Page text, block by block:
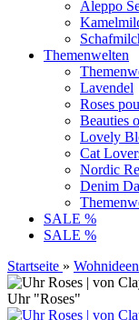
Aleppo
Themenwelten
Lavendel
Roses
Beauties
Lovely
Cat
Nordic
Denim
SALE %
SALE %
Startseite » Wohnideen
Uhr "Roses"